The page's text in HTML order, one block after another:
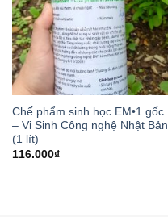
Chế phẩm sinh học EM•1 gốc
– Vi Sinh Công nghệ Nhật Bản
(1 lít)
116.000₫